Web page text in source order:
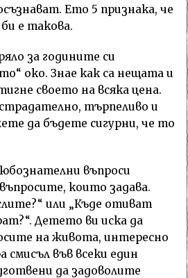
Ето 5 признака, че
e такова.
за годините си
око. Знае как са нещата и
своето на всяка цена.
търпеливо и
да бъдете сигурни, че то
въпроси
които задава.
или „Къде отиват
Детето ви иска да
на живота, интересно
смисъл във всеки един
да задоволите